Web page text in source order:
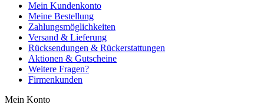
Mein Kundenkonto
Meine Bestellung
Zahlungsmöglichkeiten
Versand & Lieferung
Rücksendungen & Rückerstattungen
Aktionen & Gutscheine
Weitere Fragen?
Firmenkunden
Mein Konto